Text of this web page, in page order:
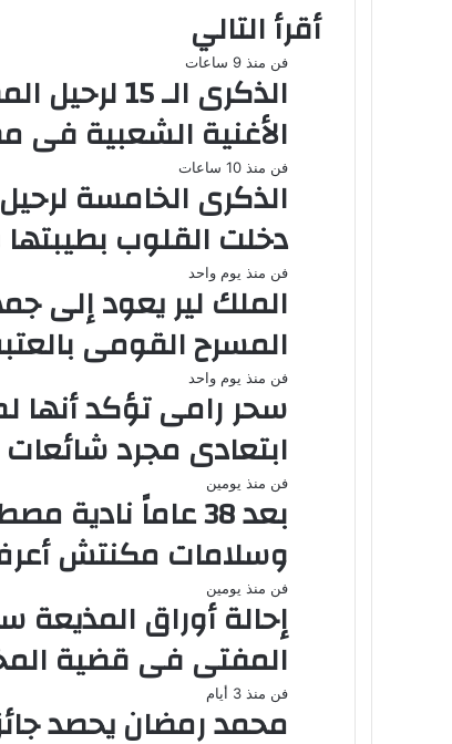
أقرأ التالي
فن منذ 9 ساعات
الذكرى
الأغنية الشعبية فى
فن منذ 10 ساعات
الذكرى الخامسة
دخلت القلوب
فن منذ يوم واحد
الملك لير يعود إلى
المسرح القومى
فن منذ يوم واحد
سحر رامى تؤكد أنها
ابتعادى مجرد شائعات
فن منذ يومين
بعد 38 عاماً
وسلامات مكنتش
فن منذ يومين
المفتى فى قضية
فن منذ 3 أيام
محمد رمضان يحصد